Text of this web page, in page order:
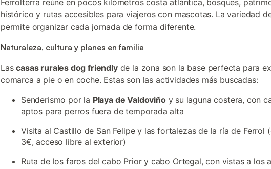
Ferrolterra reúne en pocos kilómetros costa atlántica, bosques,
histórico y rutas accesibles para viajeros con mascotas. La variedad
permite organizar cada jornada de forma diferente.
Naturaleza, cultura y planes en familia
Lascasas rurales dog friendlyde la zona son la base perfecta para
comarca a pie o en coche. Estas son las actividades más buscadas:
Senderismo por la Playa de Valdoviñoy su laguna costera, con
aptos para perros fuera de temporada alta
Visita al Castillo de San Felipe y las fortalezas de la ría de Ferrol
3€, acceso libre al exterior)
Ruta de los faros del cabo Prior y cabo Ortegal, con vistas a los